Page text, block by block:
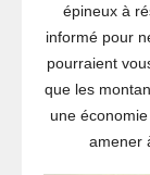
épineux à
informé pour
pourraient
que les
une
amener